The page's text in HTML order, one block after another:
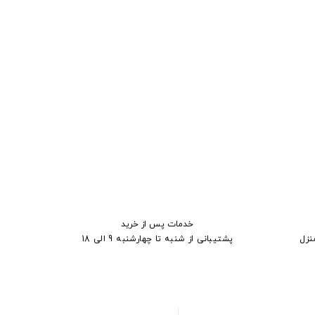
خدمات پس از خرید
پشتیبانی از شنبه تا چهارشنبه 9 الی 18